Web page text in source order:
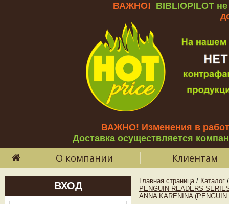
ВАЖНО! BIBLIOPILOT
ВАЖНО! Изменения в
Доставка осуществляется
О компании Клиентам
ВХОД Главная страница / Каталог /
PENGUIN READERS
ANNA KARENINA